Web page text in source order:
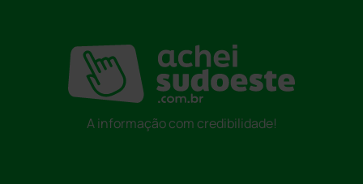
A informação com credibilidade!